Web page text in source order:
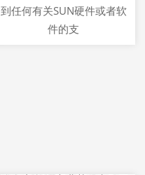
到任何有关SUN硬件或者软
件的支